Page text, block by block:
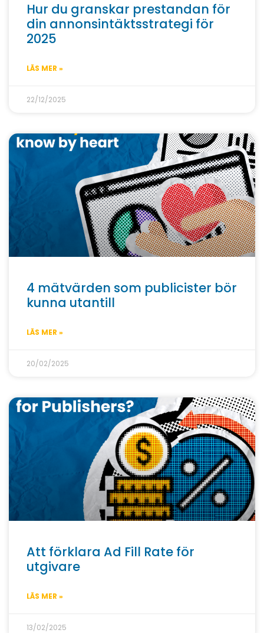
Hur du granskar prestandan för
din annonsintäktsstrategi för
2025
LÄS MER »
22/12/2025
4 mätvärden som publicister bör
kunna utantill
LÄS MER »
20/02/2025
Att förklara Ad Fill Rate för
utgivare
LÄS MER »
13/02/2025